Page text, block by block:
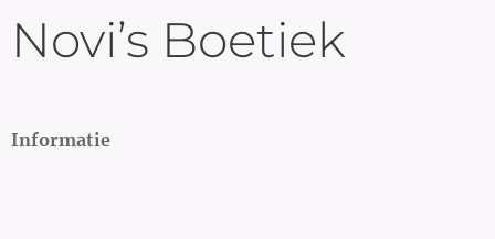
Novi’s Boetiek
Informatie